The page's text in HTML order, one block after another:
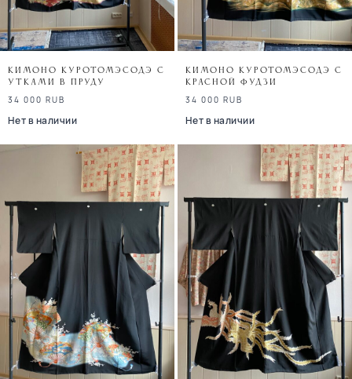
Кимоно куротомэсодэ с
утками в пруду
34 000 RUB
Нет в наличии
Кимоно куротомэсодэ с
красной Фудзи
34 000 RUB
Нет в наличии